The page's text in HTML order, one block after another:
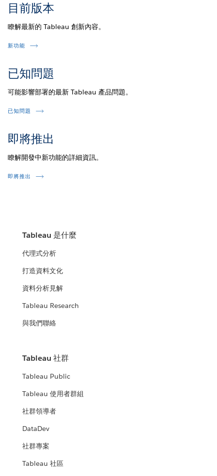
目前版本
瞭解最新的 Tableau 創新內容。
新功能
已知問題
可能影響部署的最新 Tableau 產品問題。
已知問題
即將推出
瞭解開發中新功能的詳細資訊。
即將推出
Tableau 是什麼
代理式分析
打造資料文化
資料分析見解
Tableau Research
與我們聯絡
Tableau 社群
Tableau Public
Tableau 使用者群組
社群領導者
DataDev
社群專案
Tableau 社區